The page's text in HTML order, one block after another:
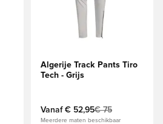
Algerije Track Pants Tiro
Tech - Grijs
Vanaf € 52,95€ 75
Meerdere maten beschikbaar